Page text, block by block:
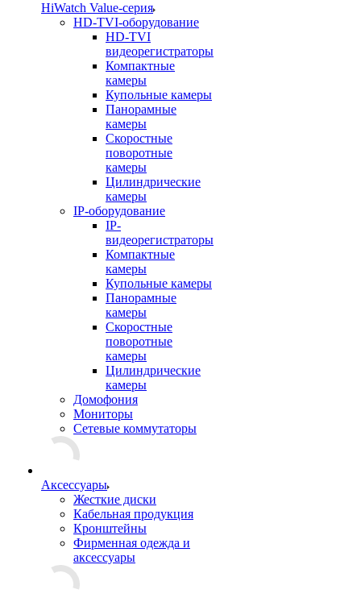
HiWatch Value-серия
HD-TVI-оборудование
HD-TVI
видеорегистраторы
Компактные
камеры
Купольные камеры
Панорамные
камеры
Скоростные
поворотные
камеры
Цилиндрические
камеры
IP-оборудование
IP-
видеорегистраторы
Компактные
камеры
Купольные камеры
Панорамные
камеры
Скоростные
поворотные
камеры
Цилиндрические
камеры
Домофония
Мониторы
Сетевые коммутаторы
Аксессуары
Жесткие диски
Кабельная продукция
Кронштейны
Фирменная одежда и
аксессуары